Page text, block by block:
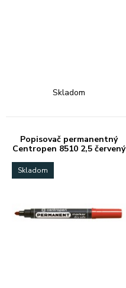
Skladom
Popisovač permanentný
Centropen 8510 2,5 červený
Skladom